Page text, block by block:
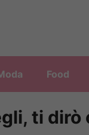
Food
ti dirò